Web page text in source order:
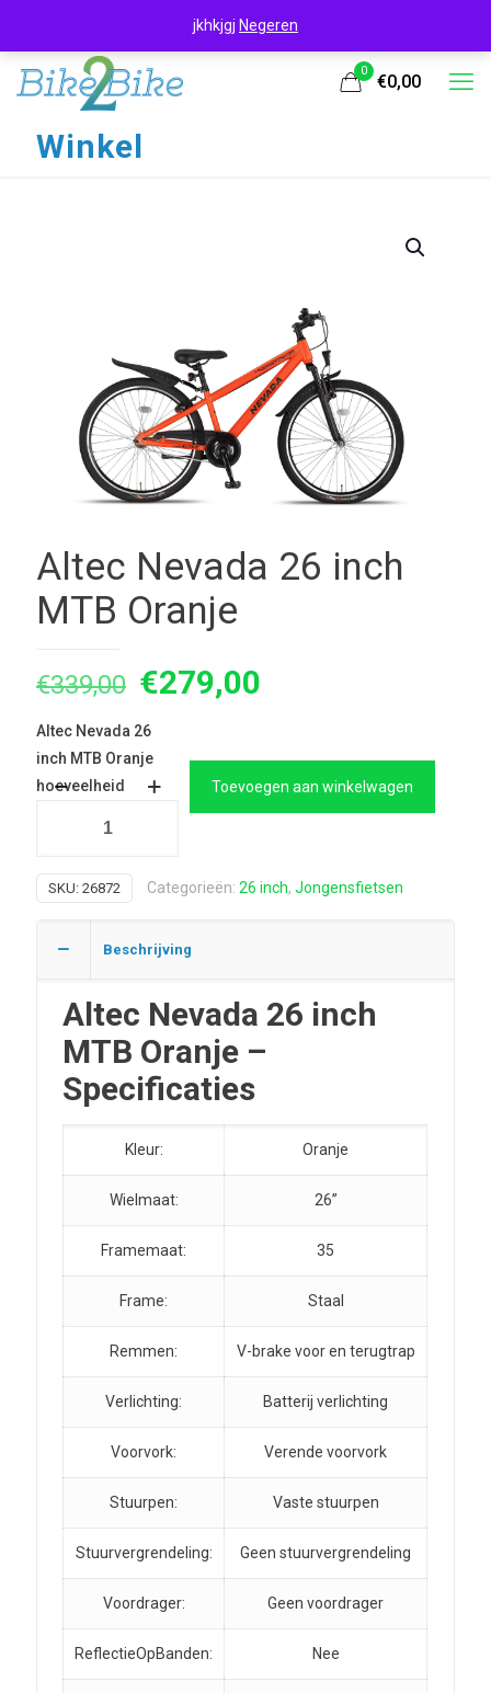
0
€0,00
Winkel
Altec Nevada 26 inch
MTB Oranje
€339,00 Oorspronkelijke
was:
€339,00.
€279,00
€279,00.
Altec Nevada 26
inch MTB Oranje
hoeveelheid
Toevoegen aan winkelwagen
SKU: 26872 Categorieën: 26 inch, Jongensfietsen
Beschrijving
Altec Nevada 26 inch
MTB Oranje –
Specificaties
Kleur: Oranje
Wielmaat: 26”
Framemaat: 35
Frame: Staal
Remmen: V-brake voor en terugtrap
Verlichting: Batterij verlichting
Voorvork: Verende voorvork
Stuurpen: Vaste stuurpen
Stuurvergrendeling: Geen stuurvergrendeling
Voordrager: Geen voordrager
ReflectieOpBanden: Nee
jkhkjgj Negeren